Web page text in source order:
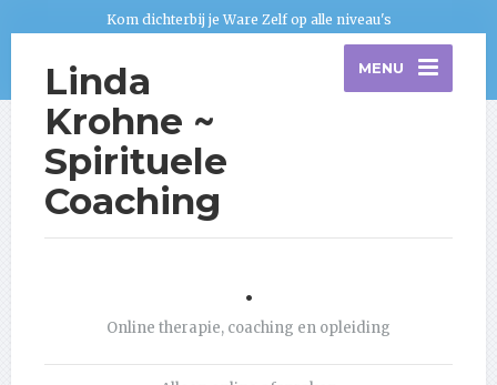
Kom dichterbij je Ware Zelf op alle niveau's
Linda
Krohne ~
Spirituele
Coaching
MENU
.
Online therapie, coaching en opleiding